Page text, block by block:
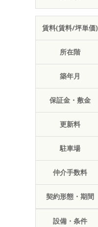
賃料(賃料/坪単価)
所在階
築年月
保証金・敷金
更新料
駐車場
仲介手数料
契約形態・期間
設備・条件